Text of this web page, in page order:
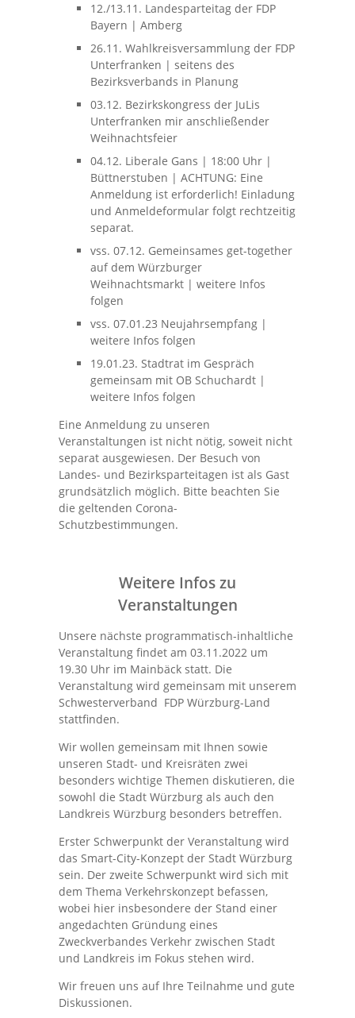
12./13.11. Landesparteitag der FDP
Bayern | Amberg
26.11. Wahlkreisversammlung der FDP
Unterfranken | seitens des
Bezirksverbands in Planung
03.12. Bezirkskongress der JuLis
Unterfranken mir anschließender
Weihnachtsfeier
04.12. Liberale Gans | 18:00 Uhr |
Büttnerstuben | ACHTUNG: Eine
Anmeldung ist erforderlich! Einladung
und Anmeldeformular folgt rechtzeitig
separat.
vss. 07.12. Gemeinsames get-together
auf dem Würzburger
Weihnachtsmarkt | weitere Infos
folgen
vss. 07.01.23 Neujahrsempfang |
weitere Infos folgen
19.01.23. Stadtrat im Gespräch
gemeinsam mit OB Schuchardt |
weitere Infos folgen
Eine Anmeldung zu unseren
Veranstaltungen ist nicht nötig, soweit nicht
separat ausgewiesen. Der Besuch von
Landes- und Bezirksparteitagen ist als Gast
grundsätzlich möglich. Bitte beachten Sie
die geltenden Corona-
Schutzbestimmungen.
Weitere Infos zu
Veranstaltungen
Unsere nächste programmatisch-inhaltliche
Veranstaltung findet am 03.11.2022 um
19.30 Uhr im Mainbäck statt. Die
Veranstaltung wird gemeinsam mit unserem
Schwesterverband FDP Würzburg-Land
stattfinden.
Wir wollen gemeinsam mit Ihnen sowie
unseren Stadt- und Kreisräten zwei
besonders wichtige Themen diskutieren, die
sowohl die Stadt Würzburg als auch den
Landkreis Würzburg besonders betreffen.
Erster Schwerpunkt der Veranstaltung wird
das Smart-City-Konzept der Stadt Würzburg
sein. Der zweite Schwerpunkt wird sich mit
dem Thema Verkehrskonzept befassen,
wobei hier insbesondere der Stand einer
angedachten Gründung eines
Zweckverbandes Verkehr zwischen Stadt
und Landkreis im Fokus stehen wird.
Wir freuen uns auf Ihre Teilnahme und gute
Diskussionen.